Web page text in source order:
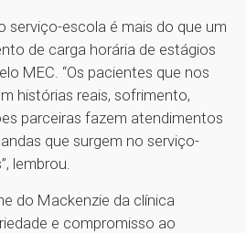
serviço-escola é mais do que um
de carga horária de estágios
MEC. “Os pacientes que nos
histórias reais, sofrimento,
parceiras fazem atendimentos
que surgem no serviço-
lembrou.
do Mackenzie da clínica
e compromisso ao